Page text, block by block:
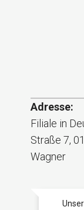
Adresse:
Filiale in
Straße 7,
Wagner